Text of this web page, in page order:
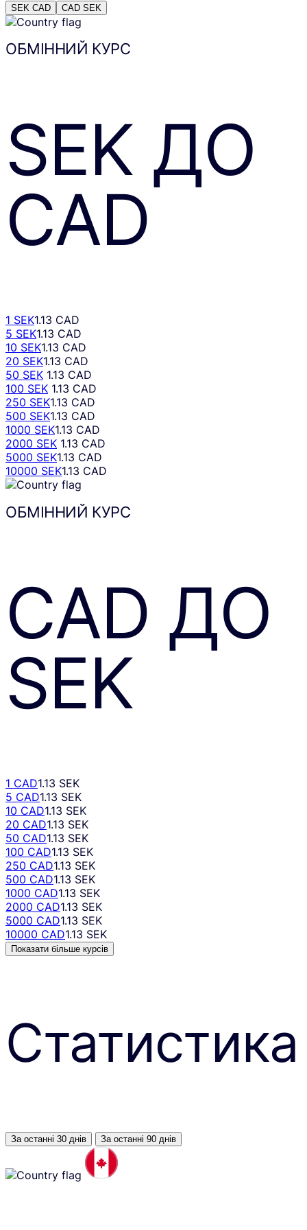
SEK CAD CAD SEK
ОБМІННИЙ КУРС
SEK ДО
CAD
1 SEK1.13 CAD
5 SEK1.13 CAD
10 SEK1.13 CAD
20 SEK1.13 CAD
50 SEK 1.13 CAD
100 SEK 1.13 CAD
250 SEK1.13 CAD
500 SEK1.13 CAD
1000 SEK1.13 CAD
2000 SEK 1.13 CAD
5000 SEK1.13 CAD
10000 SEK1.13 CAD
ОБМІННИЙ КУРС
CAD ДО
SEK
1 CAD1.13 SEK
5 CAD1.13 SEK
10 CAD1.13 SEK
20 CAD1.13 SEK
50 CAD1.13 SEK
100 CAD1.13 SEK
250 CAD1.13 SEK
500 CAD1.13 SEK
1000 CAD1.13 SEK
2000 CAD1.13 SEK
5000 CAD1.13 SEK
10000 CAD1.13 SEK
Показати більше курсів
Статистика
За останні 30 днів За останні 90 днів